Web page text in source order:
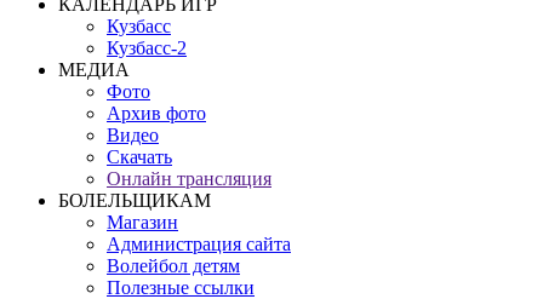
КАЛЕНДАРЬ ИГР
Кузбасс
Кузбасс-2
МЕДИА
Фото
Архив фото
Видео
Скачать
Онлайн трансляция
БОЛЕЛЬЩИКАМ
Магазин
Администрация сайта
Волейбол детям
Полезные ссылки